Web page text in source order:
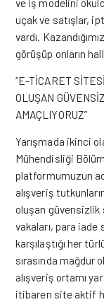
uçak ve satışlar,
vardı.
görüşüp onların
“E-TİCARET
OLUŞAN
AMAÇLIYORUZ”
Yarışmada ikinci
Mühendisliği
platformumuzun
alışveriş
oluşan güvensizlik
vakaları, para iade
karşılaştığı her
sırasında
alışveriş ortamı
itibaren site aktif